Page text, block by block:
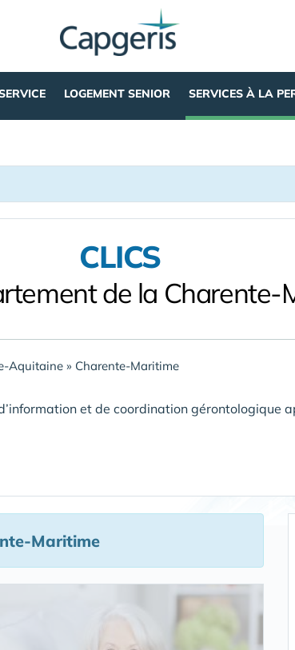
LOGEMENT SENIOR SERVICES À LA
CLICS
de la Charente-
Aquitaine » Charente-Maritime
et de coordination gérontologique
Maritime